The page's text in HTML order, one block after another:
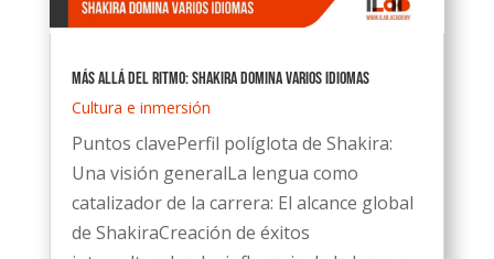
Más allá del ritmo: Shakira domina varios idiomas
Cultura e inmersión
Puntos clavePerfil políglota de Shakira:
Una visión generalLa lengua como
catalizador de la carrera: El alcance global
de ShakiraCreación de éxitos